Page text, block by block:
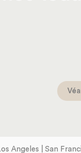
Angeles | San